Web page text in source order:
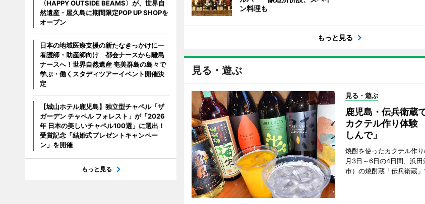
ン料理も
もっと見る
見る・遊ぶ
見る・遊ぶ
鹿児島・伝兵衛蔵
カクテル作り体
しんで」
焼酎を使ったカクテル作
月3日～6日の4日間、浜
市）の焼酎蔵「伝兵衛蔵」
〈HAPPY OUTSIDE BEAMS〉が、世界自
然遺産・屋久島に期間限定POP UP SHOPを
オープン
日本の地域医療支援の新たなきっかけに―
看護師・助産師向け 都会ナースから離島
ナースへ！世界自然遺産 奄美群島の島々で
学ぶ・働くスタディツアーイベント開催決
定
【城山ホテル鹿児島】独立型チャペル「ザ
ガーデン チャペル フォレスト」が「2026
年 日本の美しいチャペル100選」に選出！
受賞記念「結婚式プレゼントキャンペー
ン」を開催
もっと見る